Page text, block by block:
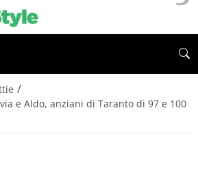
/
e Aldo, anziani di Taranto di 97 e 100